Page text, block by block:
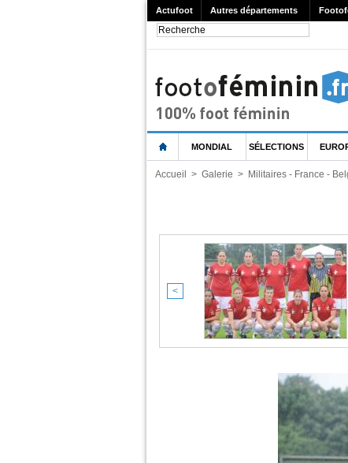
Actufoot Autres départements
MONDIAL SÉLECTIONS
Accueil > Galerie > Militaires - France -
<